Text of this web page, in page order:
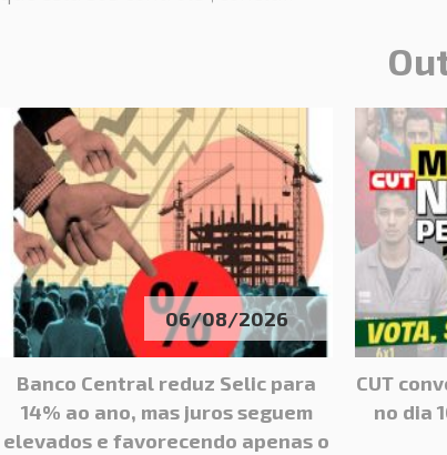
06/08/2026
Banco Central reduz Selic para
14% ao ano, mas juros seguem
elevados e favorecendo apenas o
CUT
no dia